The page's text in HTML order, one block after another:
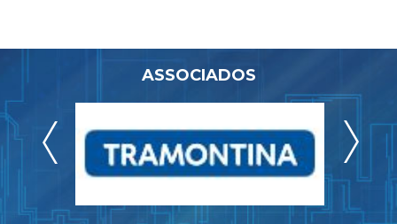
ASSOCIADOS